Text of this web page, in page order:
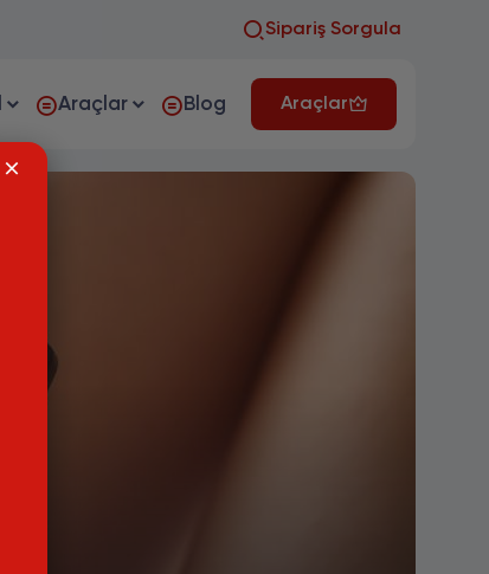
Sipariş Sorgula
Araçlar Blog Araçlar